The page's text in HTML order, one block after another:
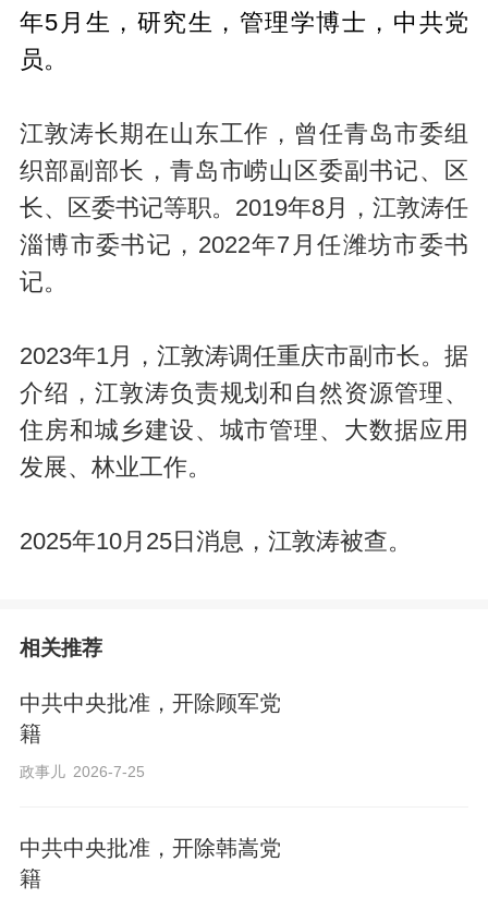
年5月生，研究生，管理学博士，中共党
员。
江敦涛长期在山东工作，曾任青岛市委组
织部副部长，青岛市崂山区委副书记、区
长、区委书记等职。2019年8月，江敦涛任
淄博市委书记，2022年7月任潍坊市委书
记。
2023年1月，江敦涛调任重庆市副市长。据
介绍，江敦涛负责规划和自然资源管理、
住房和城乡建设、城市管理、大数据应用
发展、林业工作。
2025年10月25日消息，江敦涛被查。
相关推荐
中共中央批准，开除顾军党
籍
政事儿 2026-7-25
中共中央批准，开除韩嵩党
籍